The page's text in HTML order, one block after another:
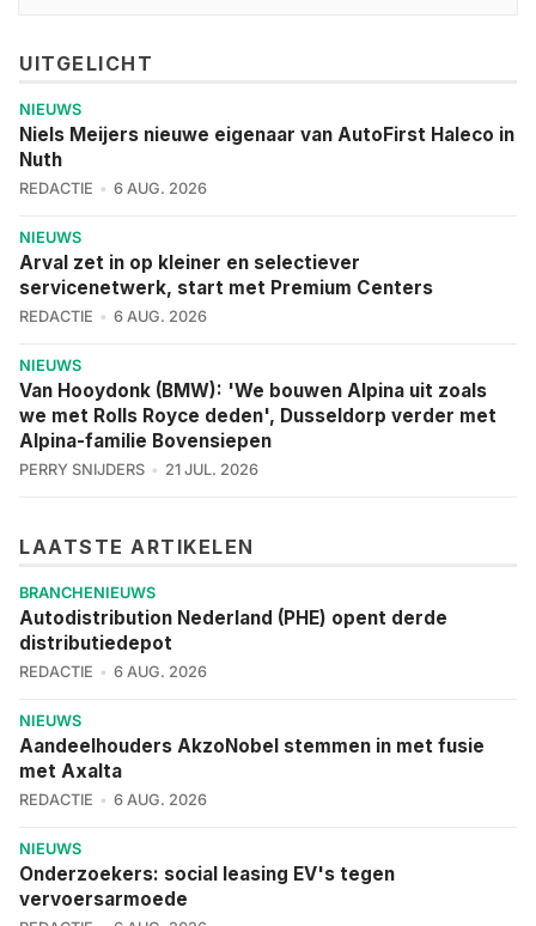
UITGELICHT
NIEUWS
Niels Meijers nieuwe eigenaar van AutoFirst Haleco in
Nuth
REDACTIE 6 AUG. 2026
NIEUWS
Arval zet in op kleiner en selectiever
servicenetwerk, start met Premium Centers
REDACTIE 6 AUG. 2026
NIEUWS
Van Hooydonk (BMW): 'We bouwen Alpina uit zoals
we met Rolls Royce deden', Dusseldorp verder met
Alpina-familie Bovensiepen
PERRY SNIJDERS 21 JUL. 2026
LAATSTE ARTIKELEN
BRANCHENIEUWS
Autodistribution Nederland (PHE) opent derde
distributiedepot
REDACTIE 6 AUG. 2026
NIEUWS
Aandeelhouders AkzoNobel stemmen in met fusie
met Axalta
REDACTIE 6 AUG. 2026
NIEUWS
Onderzoekers: social leasing EV's tegen
vervoersarmoede